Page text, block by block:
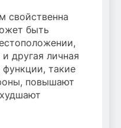
свойственна
быть
другая личная
такие
повышают